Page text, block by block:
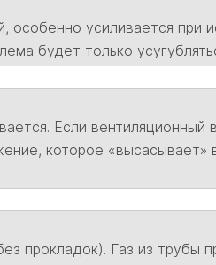
особенно усиливается при
будет только
Если вентиляционный
которое «высасывает»
прокладок). Газ из трубы